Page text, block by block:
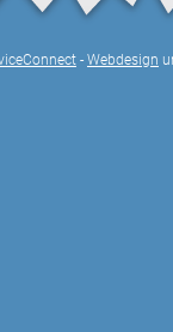
- Webdesign